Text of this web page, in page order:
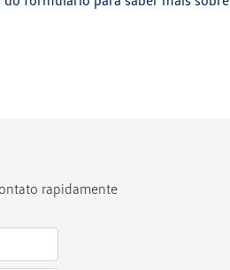
rapidamente